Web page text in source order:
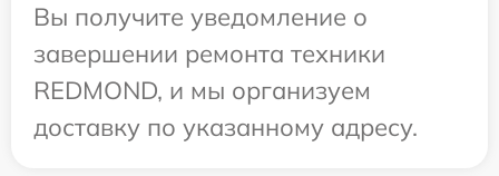
Вы получите уведомление о
завершении ремонта техники
REDMOND, и мы организуем
доставку по указанному адресу.